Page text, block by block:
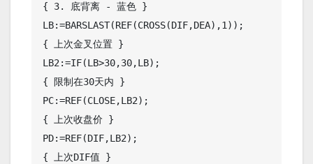
{ 3. 底背离 - 蓝色 }
LB:=BARSLAST(REF(CROSS(DIF,DEA),1));
{ 上次金叉位置 }
LB2:=IF(LB>30,30,LB);
{ 限制在30天内 }
PC:=REF(CLOSE,LB2);
{ 上次收盘价 }
PD:=REF(DIF,LB2);
{ 上次DIF值 }